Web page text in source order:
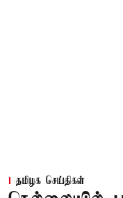
தமிழக செய்திகள்